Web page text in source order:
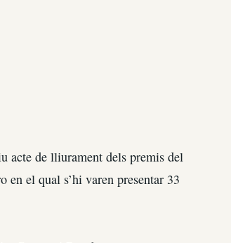
acte de lliurament dels premis del
el qual s’hi varen presentar 33